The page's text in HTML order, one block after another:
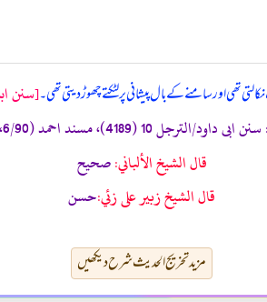
تھی اور سامنے کے بال پیشانی پر لٹکتے چھوڑ دیتی تھی۔[سنن
قال الشيخ الألباني:صحيح
قال الشيخ زبير على زئي:حسن
مزید تخریج الحدیث شرح دیکھیں